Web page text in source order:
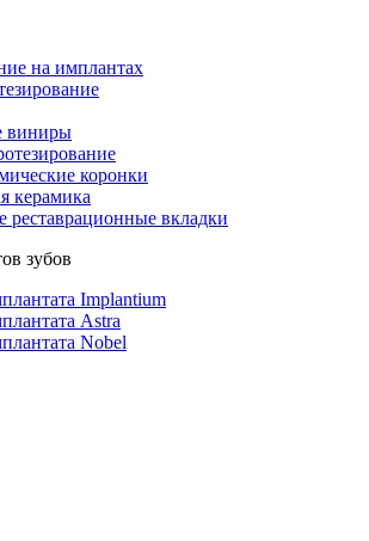
на имплантах
виниры
коронки
керамика
реставрационные вкладки
зубов
Implantium
Astra
Nobel